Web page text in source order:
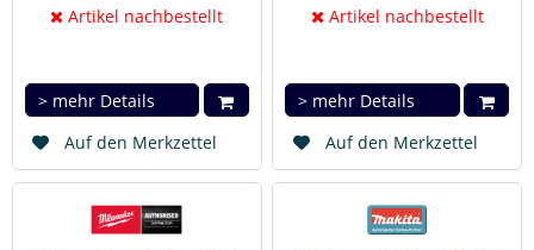
Artikel nachbestellt
> mehr Details
Auf den Merkzettel
Artikel nachbestellt
> mehr Details
Auf den Merkzettel